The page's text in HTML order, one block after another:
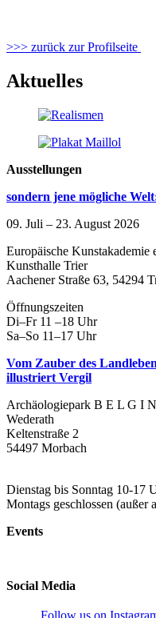
>>> zurück zur Profilseite
Aktuelles
Ausstellungen
sondern jene mögliche
09. Juli – 23. August 2026
Europäische Kunstakademie
Kunsthalle Trier
Aachener Straße 63, 54294
Öffnungszeiten
Di–Fr 11 –18 Uhr
Sa–So 11–17 Uhr
Vom Zauber des
illustriert Vergil
Archäologiepark B E L G I
Wederath
Keltenstraße 2
54497 Morbach
Dienstag bis Sonntag 10-17
Montags geschlossen (außer
Events
Social Media
Follow us on